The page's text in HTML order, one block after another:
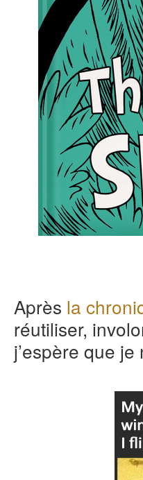
Après la
réutiliser,
j’espère que